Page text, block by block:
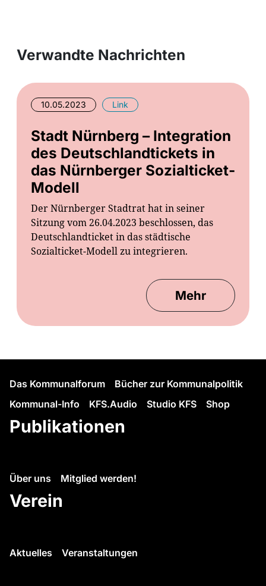
Verwandte Nachrichten
10.05.2023 Link
Stadt Nürnberg – Integration
des Deutschlandtickets in
das Nürnberger Sozialticket-
Modell
Der Nürnberger Stadtrat hat in seiner
Sitzung vom 26.04.2023 beschlossen, das
Deutschlandticket in das städtische
Sozialticket-Modell zu integrieren.
Mehr
Das Kommunalforum
Bücher zur Kommunalpolitik
Kommunal-Info
KFS.Audio Studio KFS Shop
Publikationen
Über uns Mitglied werden!
Verein
Aktuelles Veranstaltungen